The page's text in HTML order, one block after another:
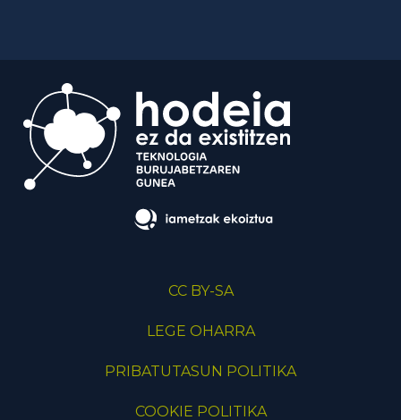
CC BY-SA
LEGE OHARRA
PRIBATUTASUN POLITIKA
COOKIE POLITIKA